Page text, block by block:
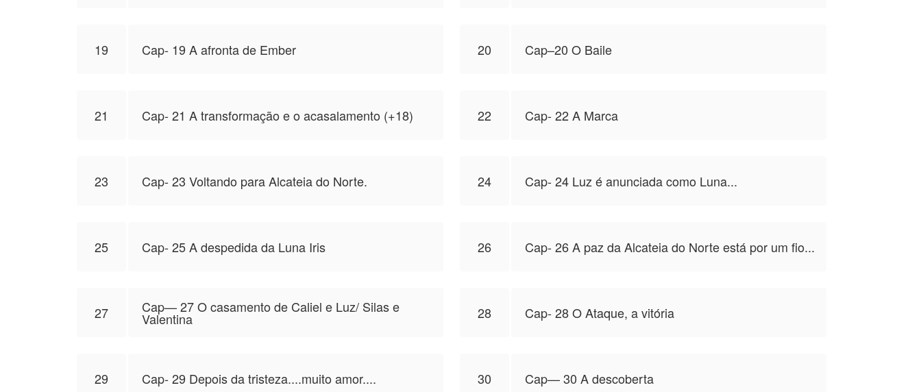
19 Cap- 19 A afronta de Ember 20 Cap–20 O Baile
21 Cap- 21 A transformação e o acasalamento (+18) 22 Cap- 22 A Marca
23 Cap- 23 Voltando para Alcateia do Norte. 24 Cap- 24 Luz é anunciada como Luna...
25 Cap- 25 A despedida da Luna Iris 26 Cap- 26 A paz da Alcateia do Norte está por um fio...
27 Cap— 27 O casamento de Caliel e Luz/ Silas e
Valentina 28 Cap- 28 O Ataque, a vitória
29 Cap- 29 Depois da tristeza....muito amor.... 30 Cap— 30 A descoberta